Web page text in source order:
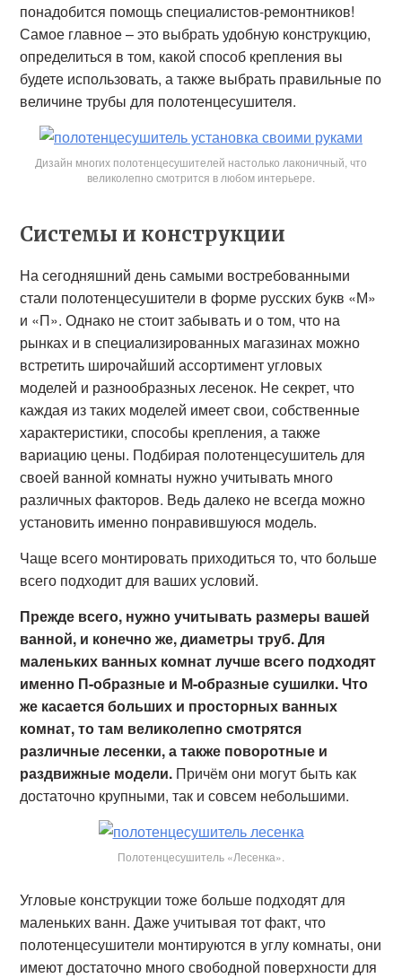
понадобится помощь специалистов-ремонтников!
Самое главное – это выбрать удобную конструкцию,
определиться в том, какой способ крепления вы
будете использовать, а также выбрать правильные по
величине трубы для полотенцесушителя.
Дизайн многих полотенцесушителей настолько лаконичный, что
великолепно смотрится в любом интерьере.
Системы и конструкции
На сегодняшний день самыми востребованными
стали полотенцесушители в форме русских букв «М»
и «П». Однако не стоит забывать и о том, что на
рынках и в специализированных магазинах можно
встретить широчайший ассортимент угловых
моделей и разнообразных лесенок. Не секрет, что
каждая из таких моделей имеет свои, собственные
характеристики, способы крепления, а также
вариацию цены. Подбирая полотенцесушитель для
своей ванной комнаты нужно учитывать много
различных факторов. Ведь далеко не всегда можно
установить именно понравившуюся модель.
Чаще всего монтировать приходиться то, что больше
всего подходит для ваших условий.
Прежде всего, нужно учитывать размеры вашей
ванной, и конечно же, диаметры труб. Для
маленьких ванных комнат лучше всего подходят
именно П-образные и М-образные сушилки. Что
же касается больших и просторных ванных
комнат, то там великолепно смотрятся
различные лесенки, а также поворотные и
раздвижные модели. Причём они могут быть как
достаточно крупными, так и совсем небольшими.
Полотенцесушитель «Лесенка».
Угловые конструкции тоже больше подходят для
маленьких ванн. Даже учитывая тот факт, что
полотенцесушители монтируются в углу комнаты, они
имеют достаточно много свободной поверхности для